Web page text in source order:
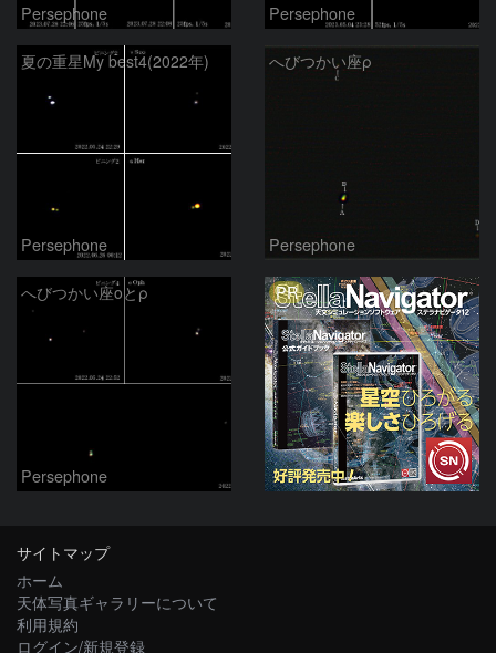
Persephone Persephone
夏の重星My best4(2022年)
Persephone
へびつかい座ρ
Persephone
へびつかい座οとρ
Persephone
PR
サイトマップ
ホーム
天体写真ギャラリーについて
利用規約
ログイン/新規登録